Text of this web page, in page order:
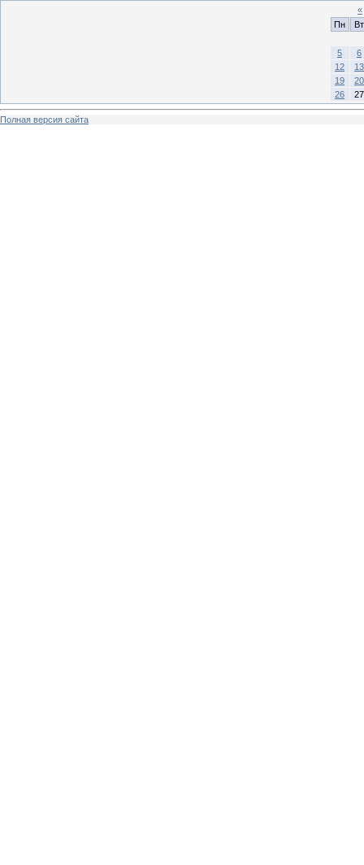
«
Пн
Вт
5
6
12
13
19
20
26
27
Полная версия сайта